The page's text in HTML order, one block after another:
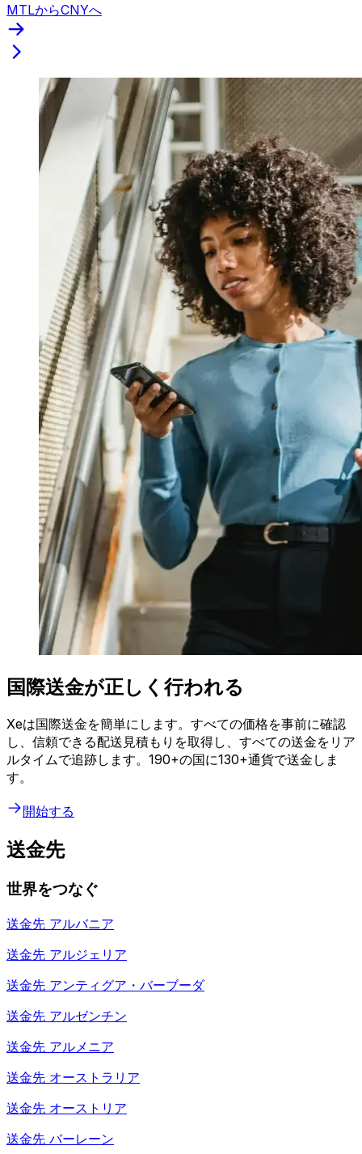
MTLからCNYへ
国際送金が正しく行われる
Xeは国際送金を簡単にします。すべての価格を事前に確認
し、信頼できる配送見積もりを取得し、すべての送金をリア
ルタイムで追跡します。190+の国に130+通貨で送金しま
す。
開始する
送金先
世界をつなぐ
送金先 アルバニア
送金先 アルジェリア
送金先 アンティグア・バーブーダ
送金先 アルゼンチン
送金先 アルメニア
送金先 オーストラリア
送金先 オーストリア
送金先 バーレーン